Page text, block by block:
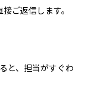
ご返信します。
と、担当がすぐわ